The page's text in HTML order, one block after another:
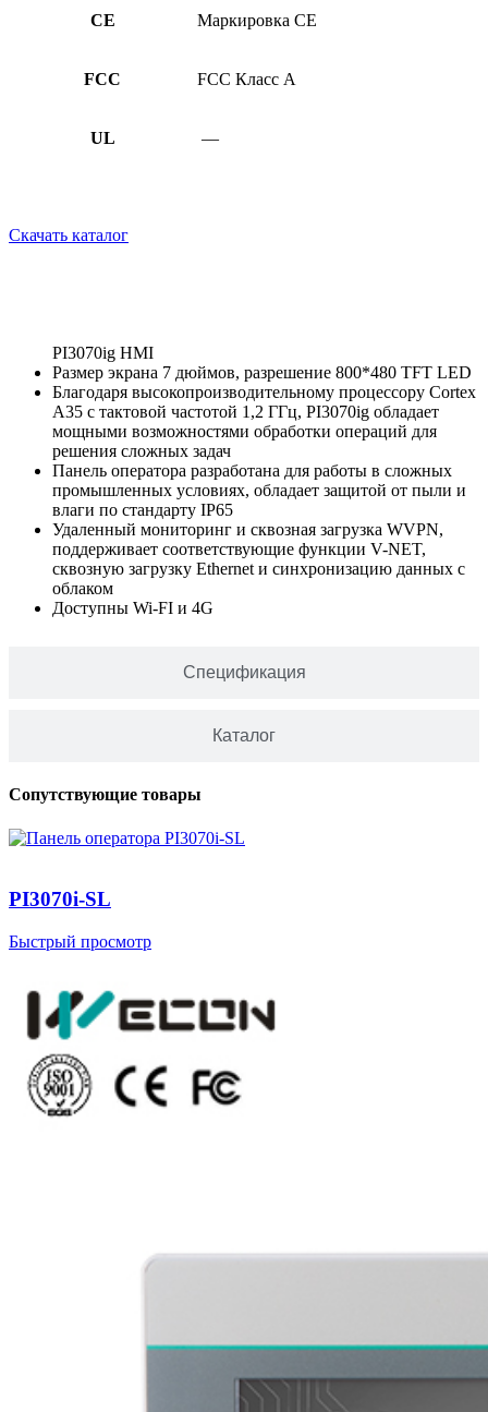
CE Маркировка СЕ
FCC FCC Класс А
UL —
Скачать каталог
Спецификация
Каталог
PI3070ig HMI
Размер экрана 7 дюймов, разрешение 800*480 TFT LED
Благодаря высокопроизводительному процессору Cortex
A35 с тактовой частотой 1,2 ГГц, PI3070ig обладает
мощными возможностями обработки операций для
решения сложных задач
Панель оператора разработана для работы в сложных
промышленных условиях, обладает защитой от пыли и
влаги по стандарту IP65
Удаленный мониторинг и сквозная загрузка WVPN,
поддерживает соответствующие функции V-NET,
сквозную загрузку Ethernet и синхронизацию данных с
облаком
Доступны Wi-FI и 4G
Сопутствующие товары
PI3070i-SL
Быстрый просмотр